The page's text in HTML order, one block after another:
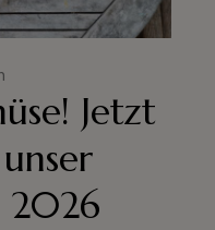
Jetzt
2026